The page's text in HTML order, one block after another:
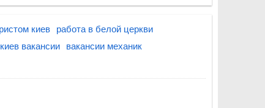
киев
работа в белой церкви
вакансии
вакансии механик